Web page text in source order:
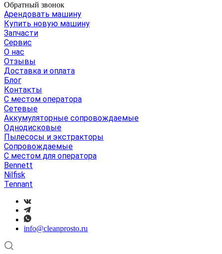
Обратный звонок
Арендовать машину
Купить новую машину
Запчасти
Сервис
О нас
Отзывы
Доставка и оплата
Блог
Контакты
С местом оператора
Сетевые
Аккумуляторные сопровождаемые
Однодисковые
Пылесосы и экстракторы
Сопровождаемые
С местом для оператора
Bennett
Nilfisk
Tennant
info@cleanprosto.ru